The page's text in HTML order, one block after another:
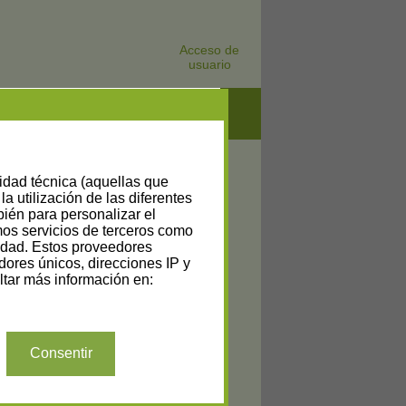
Acceso de
usuario
técnica (aquellas que
utilización de las diferentes
para personalizar el
servicios de terceros como
Estos proveedores
únicos, direcciones IP y
más información en:
Consentir